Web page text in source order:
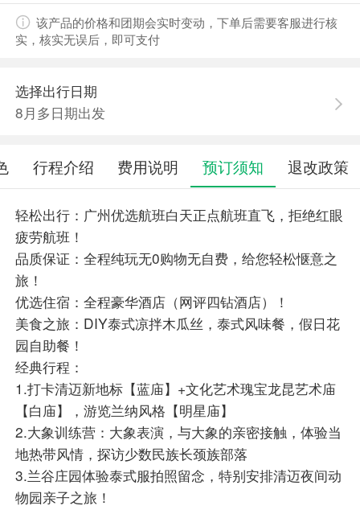
该产品的价格和团期会实时变动，下单后需要客服进行核
实，核实无误后，即可支付
选择出行日期
8月多日期出发
行程介绍 费用说明 预订须知 退改政策
轻松出行：广州优选航班白天正点航班直飞，拒绝红眼
疲劳航班！
品质保证：全程纯玩无0购物无自费，给您轻松惬意之
旅！
优选住宿：全程豪华酒店（网评四钻酒店）！
美食之旅：DIY泰式凉拌木瓜丝，泰式风味餐，假日花
园自助餐！
经典行程：
1.打卡清迈新地标【蓝庙】+文化艺术瑰宝龙昆艺术庙
【白庙】，游览兰纳风格【明星庙】
2.大象训练营：大象表演，与大象的亲密接触，体验当
地热带风情，探访少数民族长颈族部落
3.兰谷庄园体验泰式服拍照留念，特别安排清迈夜间动
物园亲子之旅！